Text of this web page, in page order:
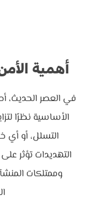
أهمية
في العصر الحديث،
الأساسية نظرًا
التسلل، أو أي
التهديدات تؤثر
وممتلكات